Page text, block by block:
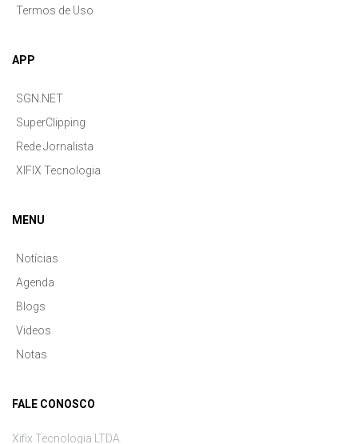
Termos de Uso
APP
SGN.NET
SuperClipping
Rede Jornalista
XIFIX Tecnologia
MENU
Notícias
Agenda
Blogs
Videos
Notas
FALE CONOSCO
Xifix Tecnologia LTDA.